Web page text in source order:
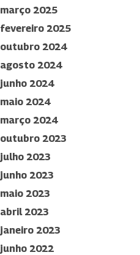
março 2025
fevereiro 2025
outubro 2024
agosto 2024
junho 2024
maio 2024
março 2024
outubro 2023
julho 2023
junho 2023
maio 2023
abril 2023
janeiro 2023
junho 2022